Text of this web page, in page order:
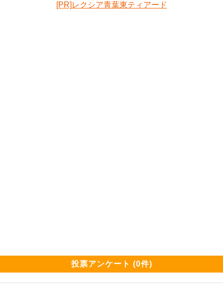
[PR]レクシア青葉東ティアード
投票アンケート (0件)